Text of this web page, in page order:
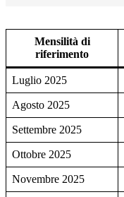
Mensilità di
riferimento
Luglio 2025
Agosto 2025
Settembre 2025
Ottobre 2025
Novembre 2025